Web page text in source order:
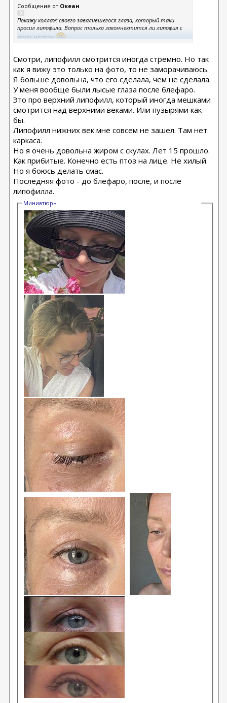
Сообщение от Океан
Покажу коллаж своего завалившегося глаза, который таки
просил липофила. Вопрос только законнектится ли липофил с
этим местом
веку.
Смотри, липофилл смотрится иногда стремно. Но так
как я вижу это только на фото, то не заморачиваюсь.
Я больше довольна, что его сделала, чем не сделала.
У меня вообще были лысые глаза после блефаро.
Это про верхний липофилл, который иногда мешками
смотрится над верхними веками. Или пузырями как
бы.
Липофилл нижних век мне совсем не зашел. Там нет
каркаса.
Но я очень довольна жиром с скулах. Лет 15 прошло.
Как прибитые. Конечно есть птоз на лице. Не хилый.
Но я боюсь делать смас.
Последняя фото - до блефаро, после, и после
липофилла.
Миниатюры